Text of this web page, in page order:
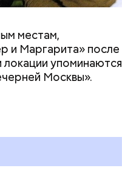
местам,
и Маргарита» после
локации упоминаются
Москвы».